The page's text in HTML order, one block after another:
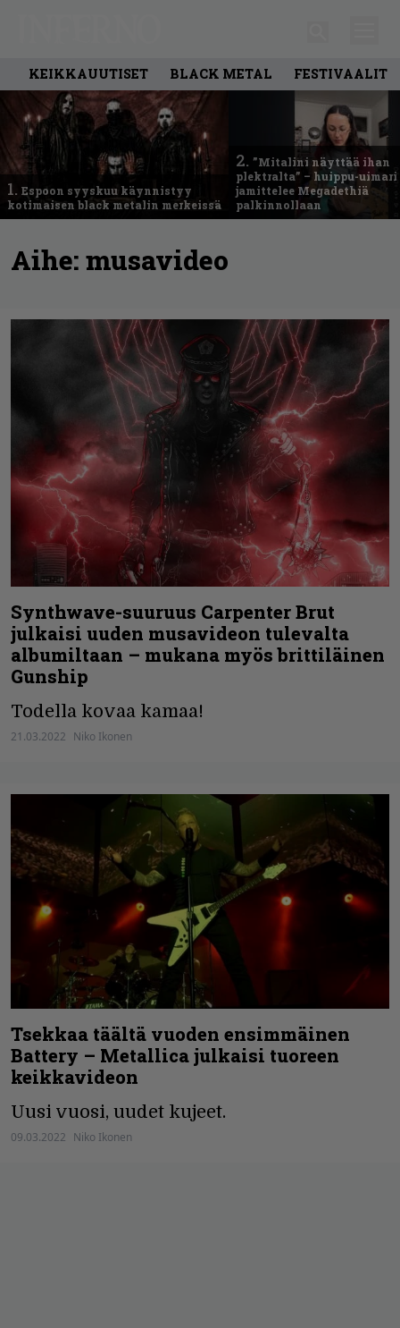
KEIKKAUUTISET BLACK METAL FESTIVAALIT
1. Espoon syyskuu käynnistyy
kotimaisen black metalin merkeissä
2. ”Mitalini näyttää ihan
plektralta” – huippu-uimari
jamittelee Megadethiä
palkinnollaan
Aihe: musavideo
Synthwave-suuruus Carpenter Brut
julkaisi uuden musavideon tulevalta
albumiltaan – mukana myös brittiläinen
Gunship
Todella kovaa kamaa!
21.03.2022 Niko Ikonen
Tsekkaa täältä vuoden ensimmäinen
Battery – Metallica julkaisi tuoreen
keikkavideon
Uusi vuosi, uudet kujeet.
09.03.2022 Niko Ikonen